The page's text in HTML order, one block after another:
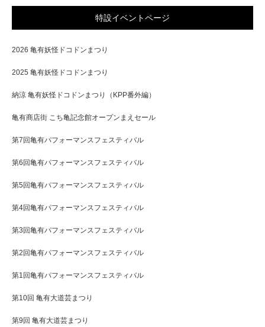
特設イベントページ
2026 亀有妖怪ドコドンまつり
2025 亀有妖怪ドコドンまつり
納涼 亀有妖怪ドコドンまつり（KPP番外編）
亀有商店街 こち亀記念館オープンまえセール
第7回亀有パフォーマンスフェスティバル
第6回亀有パフォーマンスフェスティバル
第5回亀有パフォーマンスフェスティバル
第4回亀有パフォーマンスフェスティバル
第3回亀有パフォーマンスフェスティバル
第2回亀有パフォーマンスフェスティバル
第1回亀有パフォーマンスフェスティバル
第10回 亀有大道芸まつり
第9回 亀有大道芸まつり